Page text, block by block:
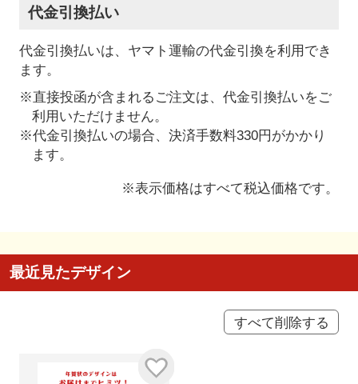
代金引換払い
代金引換払いは、ヤマト運輸の代金引換を利用でき
ます。
※直接投函が含まれるご注文は、代金引換払いをご
利用いただけません。
※代金引換払いの場合、決済手数料330円がかかり
ます。
※表示価格はすべて税込価格です。
最近見たデザイン
すべて削除する